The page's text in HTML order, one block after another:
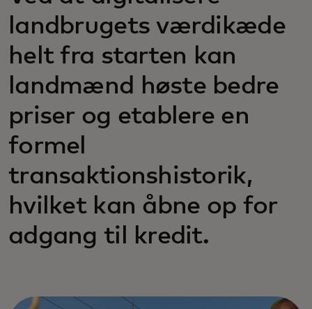
landbrugets værdikæde
helt fra starten kan
landmænd høste bedre
priser og etablere en
formel
transaktionshistorik,
hvilket kan åbne op for
adgang til kredit.